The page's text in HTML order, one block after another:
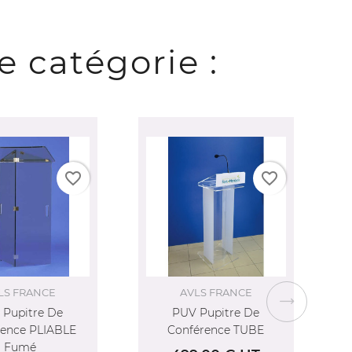
catégorie :
FRANCE
Pupitre De
TUBE
favorite_border
AVLS FRANCE
Pupitre De Conférence
NEONYX TOUCH LIFT
favorite_border